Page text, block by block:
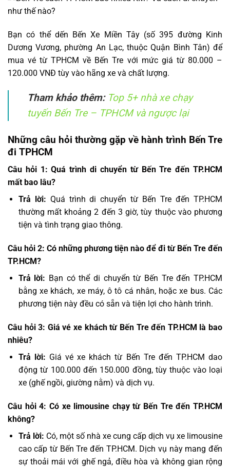
Bạn có thể dến Bến Xe Miền Tây (số 395 đường Kinh
Dương Vương, phường An Lạc, thuộc Quận Bình Tân) để
mua vé từ TPHCM về Bến Tre với mức giá từ 80.000 –
120.000 VNĐ tùy vào hãng xe và chất lượng.
Tham khảo thêm: Top 5+ nhà xe chạy
tuyến Bến Tre – TPHCM và ngược lại
Những câu hỏi thường gặp về hành trình Bến Tre
đi TPHCM
Câu hỏi 1: Quá trình di chuyển từ Bến Tre đến TP.HCM
mất bao lâu?
Trả lời: Quá trình di chuyển từ Bến Tre đến TP.HCM
thường mất khoảng 2 đến 3 giờ, tùy thuộc vào phương
tiện và tình trạng giao thông.
Câu hỏi 2: Có những phương tiện nào để đi từ Bến Tre đến
TP.HCM?
Trả lời: Bạn có thể di chuyển từ Bến Tre đến TP.HCM
bằng xe khách, xe máy, ô tô cá nhân, hoặc xe bus. Các
phương tiện này đều có sẵn và tiện lợi cho hành trình.
Câu hỏi 3: Giá vé xe khách từ Bến Tre đến TP.HCM là bao
nhiêu?
Trả lời: Giá vé xe khách từ Bến Tre đến TP.HCM dao
động từ 100.000 đến 150.000 đồng, tùy thuộc vào loại
xe (ghế ngồi, giường nằm) và dịch vụ.
Câu hỏi 4: Có xe limousine chạy từ Bến Tre đến TP.HCM
không?
Trả lời: Có, một số nhà xe cung cấp dịch vụ xe limousine
cao cấp từ Bến Tre đến TP.HCM. Dịch vụ này mang đến
sự thoải mái với ghế ngả, điều hòa và không gian rộng